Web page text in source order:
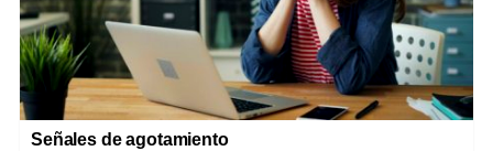
Señales de agotamiento